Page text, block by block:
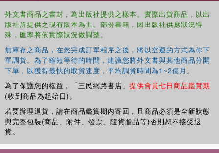
外文書商品之書封，為出版社提供之樣本。實際出貨商品，以出
版社所提供之現有版本為主。部份書籍，因出版社供應狀況特
殊，匯率將依實際狀況做調整。
無庫存之商品，在您完成訂單程序之後，將以空運的方式為你下
單調貨。為了縮短等待的時間，建議您將外文書與其他商品分開
下單，以獲得最快的取貨速度，平均調貨時間為1~2個月。
為了保護您的權益，「三民網路書店」 提供會員七日商品鑑賞期
(收到商品為起始日)。
若要辦理退貨，請在商品鑑賞期內寄回，且商品必須是全新狀態
與完整包裝(商品、附件、發票、隨貨贈品等)否則恕不接受退
貨。